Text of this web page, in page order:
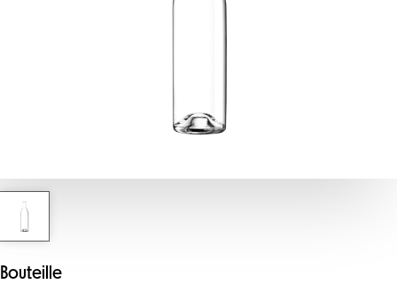
Bouteille